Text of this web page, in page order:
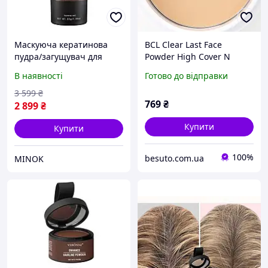
Маскуюча кератинова
пудра/загущувач для
супер-велика упаковка
(всі кольори в наявності)
В наявності
2 899₴
3 599 ₴
Купити
MINOK
BCL Clear Last Face
Powder High Cover N
маскуюча компактна
Готово до відправки
769₴
Купити
besuto.com.ua 100%